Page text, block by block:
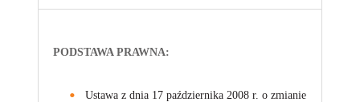
PODSTAWA PRAWNA:
Ustawa z dnia 17 października 2008 r. o zmianie